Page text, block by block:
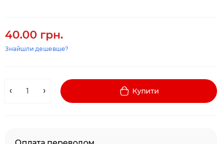
40.00 грн.
Знайшли дешевше?
Купити